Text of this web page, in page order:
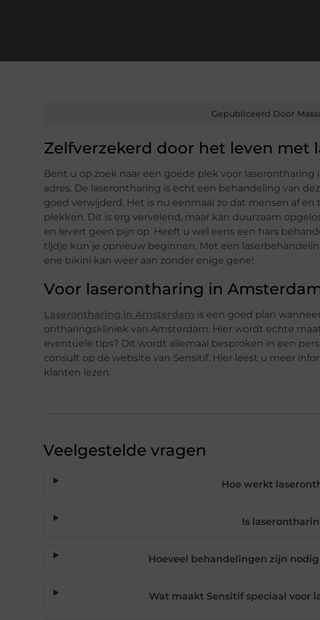
Gepubliceerd Door
Zelfverzekerd door het leven
Bent u op zoek naar een goede plek voor
adres. De laserontharing is echt een behandeling van
goed verwijderd. Het is nu eenmaal zo dat mensen af
plekken. Dit is erg vervelend, maar kan duurzaam
en levert geen pijn op. Heeft u wel eens een hars
tijdje kun je opnieuw beginnen. Met een
ene bikini kan weer aan zonder enige gene!
Voor laserontharing in
Laserontharing in Amsterdam is een goed plan
ontharingskliniek van Amsterdam. Hier wordt echte
eventuele tips? Dit wordt allemaal besproken in een
consult op de website van Sensitif. Hier leest u meer
klanten lezen.
Veelgestelde vragen
Hoe werkt
Is
Hoeveel behandelingen zijn
Wat maakt Sensitif speciaal voor